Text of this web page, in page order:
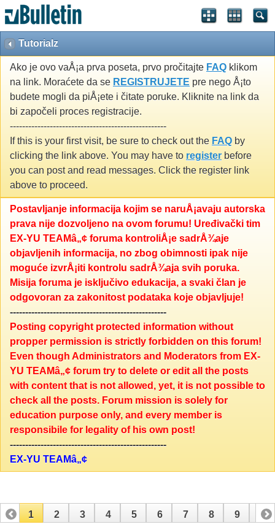
Tutorialz
Ako je ovo vaÅ¡a prva poseta, prvo pročitajte FAQ klikom
na link. Moraćete da se REGISTRUJETE pre nego Å¡to
budete mogli da piÅ¡ete i čitate poruke. Kliknite na link da
bi započeli proces registracije.
---------------------------------------------------
If this is your first visit, be sure to check out the FAQ by
clicking the link above. You may have to register before
you can post and read messages. Click the register link
above to proceed.
Postavljanje informacija kojim se naruÅ¡avaju autorska
prava nije dozvoljeno na ovom forumu! Uređivački tim
EX-YU TEAMâ„¢ foruma kontroliÅ¡e sadrÅ¾aje
objavljenih informacija, no zbog obimnosti ipak nije
moguće izvrÅ¡iti kontrolu sadrÅ¾aja svih poruka.
Misija foruma je isključivo edukacija, a svaki član je
odgovoran za zakonitost podataka koje objavljuje!
---------------------------------------------------
Posting copyright protected information without
propper permission is strictly forbidden on this forum!
Even though Administrators and Moderators from EX-
YU TEAMâ„¢ forum try to delete or edit all the posts
with content that is not allowed, yet, it is not possible to
check all the posts. Forum mission is solely for
education purpose only, and every member is
responsibile for legality of his own post!
---------------------------------------------------
EX-YU TEAMâ„¢
1 2 3 4 5 6 7 8 9 10